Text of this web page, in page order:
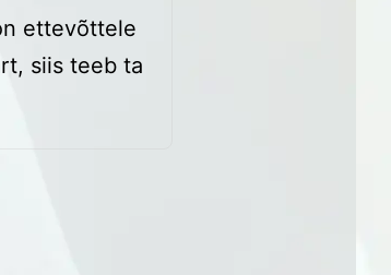
ettevõttele
siis teeb ta